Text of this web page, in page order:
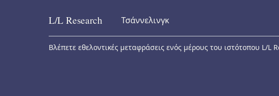
Skip to content
L/L Research Τσάννελινγκ
Βλέπετε εθελοντικές μεταφράσεις ενός μέρους του ιστότοπου L/L